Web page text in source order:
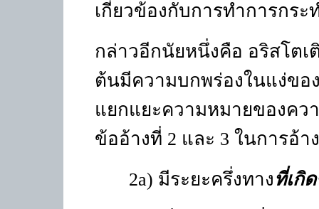
เกี่ยวข้องกับการทำการกร
กล่าวอีกนัยหนึ่งคือ อริสโตเ
ต้นมีความบกพร่องในแง่ขอ
แยกแยะความหมายของคว
ข้ออ้างที่ 2 และ 3 ในการอ้
2a) มีระยะครึ่งทางที่เกิ